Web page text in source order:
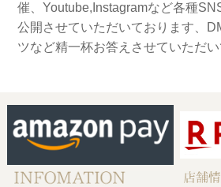
催、Youtube,Instagramなど各種
公開させていただいております、
ツなど精一杯お答えさせていただい